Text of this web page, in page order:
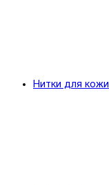
Нитки для кожи